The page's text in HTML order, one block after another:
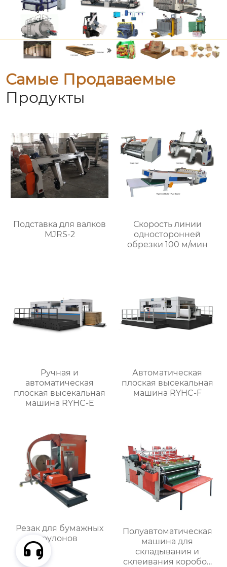
Самые Продаваемые
Продукты
Подставка для валков
MJRS-2
Скорость линии
односторонней
обрезки 100 м/мин
Ручная и
автоматическая
плоская высекальная
машина RYHC-E
Автоматическая
плоская высекальная
машина RYHC-F
Резак для бумажных
рулонов
Полуавтоматическая
машина для
складывания и
склеивания коробок